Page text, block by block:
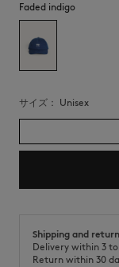
Faded indigo
サイズ： unisex
Shipping and
Delivery within 3
Return within 30